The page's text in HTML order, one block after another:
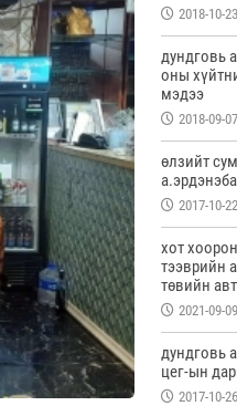
2018-10-23
дундговь
оны
мэдээ
2018-09-07
өлзийт
2017-10-22
хот
тээврийн
төвийн
2021-09-09
дундговь
цег-ын
2017-10-26